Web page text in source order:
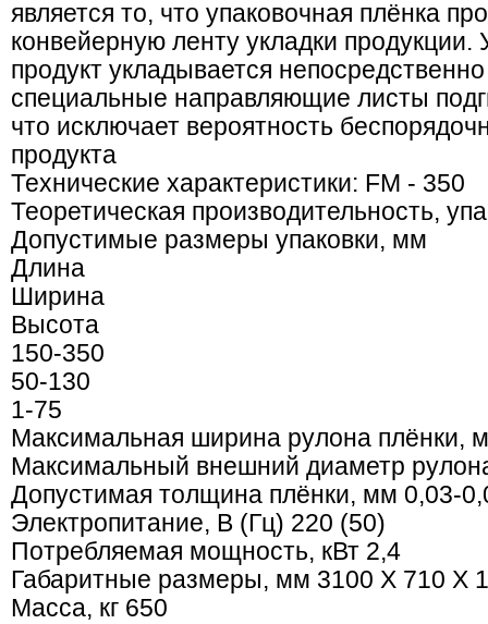
является то, что упаковочная плёнка
конвейерную ленту укладки
продукт укладывается
специальные направляющие листы
что исключает вероятность
продукта
Технические характеристики: FM - 350
Теоретическая производительность,
Допустимые размеры упаковки, мм
Длина
Ширина
Высота
150-350
50-130
1-75
Максимальная ширина рулона плёнки,
Максимальный внешний диаметр
Допустимая толщина плёнки, мм 0,03-
Электропитание, В (Гц) 220 (50)
Потребляемая мощность, кВт 2,4
Габаритные размеры, мм 3100 Х 710 Х
Масса, кг 650